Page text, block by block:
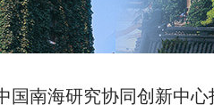
国南海研究协同创新中